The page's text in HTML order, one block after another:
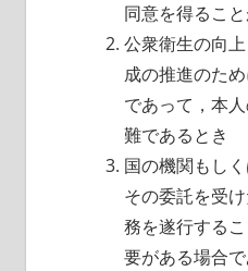
同意を得るこ
公衆衛生の向
成の推進のた
であって，本
難であるとき
国の機関もし
その委託を受
務を遂行する
要がある場合